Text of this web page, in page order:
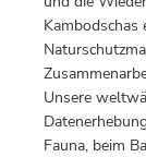
Kambodschas
Unsere
Fauna, beim